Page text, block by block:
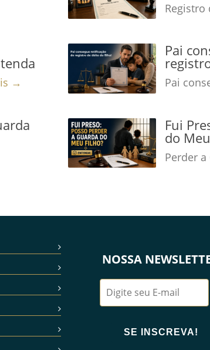
→
Registro
Pai
Pai
Fui
do
Perder a
NOSSA